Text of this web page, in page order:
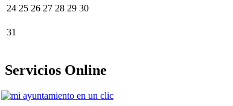
24 25 26 27 28 29 30
31
Servicios Online